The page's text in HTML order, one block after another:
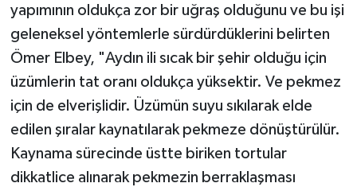
yapımının oldukça zor bir uğraş olduğunu ve bu işi
geleneksel yöntemlerle sürdürdüklerini belirten
Ömer Elbey, "Aydın ili sıcak bir şehir olduğu için
üzümlerin tat oranı oldukça yüksektir. Ve pekmez
için de elverişlidir. Üzümün suyu sıkılarak elde
edilen şıralar kaynatılarak pekmeze dönüştürülür.
Kaynama sürecinde üstte biriken tortular
dikkatlice alınarak pekmezin berraklaşması